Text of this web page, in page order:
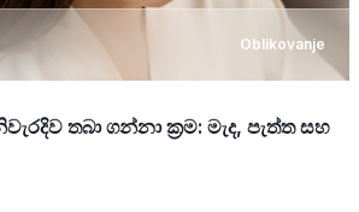
Oblikovanje
තබා ගන්නා ක්‍රම: මැද, පැත්ත සහ